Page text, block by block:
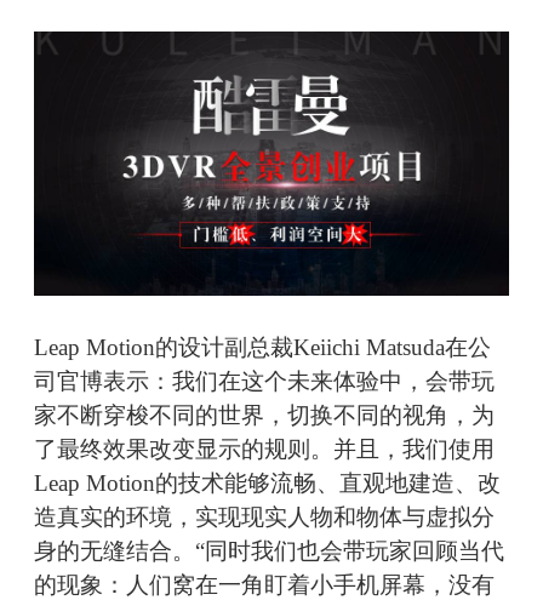
Leap Motion的设计副总裁Keiichi Matsuda在公
司官博表示：我们在这个未来体验中，会带玩
家不断穿梭不同的世界，切换不同的视角，为
了最终效果改变显示的规则。并且，我们使用
Leap Motion的技术能够流畅、直观地建造、改
造真实的环境，实现现实人物和物体与虚拟分
身的无缝结合。“同时我们也会带玩家回顾当代
的现象：人们窝在一角盯着小手机屏幕，没有